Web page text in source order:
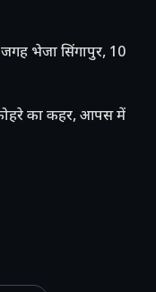
भेजा सिंगापुर, 10
का कहर, आपस में